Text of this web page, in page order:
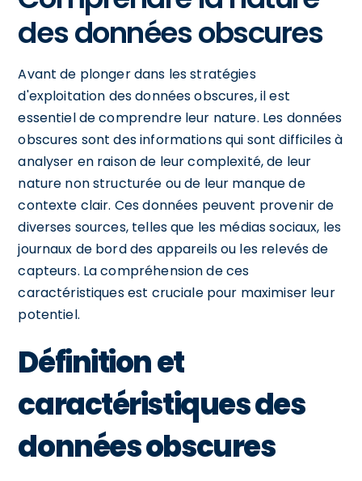
des données obscures
Avant de plonger dans les stratégies
d'exploitation des données obscures, il est
essentiel de comprendre leur nature. Les données
obscures sont des informations qui sont difficiles à
analyser en raison de leur complexité, de leur
nature non structurée ou de leur manque de
contexte clair. Ces données peuvent provenir de
diverses sources, telles que les médias sociaux, les
journaux de bord des appareils ou les relevés de
capteurs. La compréhension de ces
caractéristiques est cruciale pour maximiser leur
potentiel.
Définition et
caractéristiques des
données obscures